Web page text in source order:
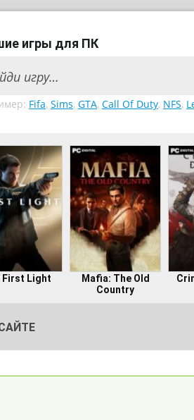
игры для ПК
Fifa, Sims, GTA, Call Of Duty, NFS,
First Light
Mafia: The Old
Country